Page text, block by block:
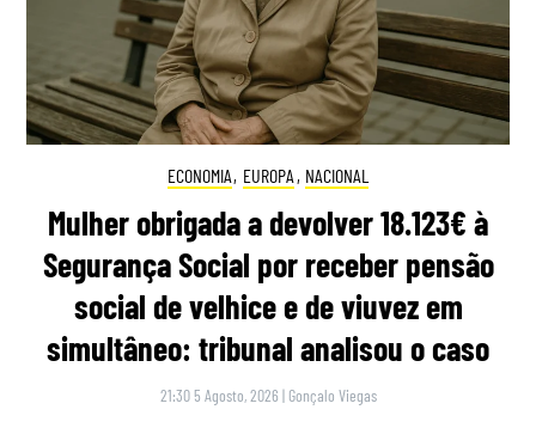
ECONOMIA, EUROPA , NACIONAL
Mulher obrigada a devolver 18.123€ à
Segurança Social por receber pensão
social de velhice e de viuvez em
simultâneo: tribunal analisou o caso
21:30 5 Agosto, 2026 | Gonçalo Viegas